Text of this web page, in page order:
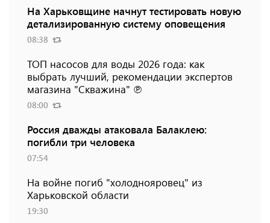
На Харьковщине начнут тестировать новую
детализированную систему оповещения
08:38
ТОП насосов для воды 2026 года: как
выбрать лучший, рекомендации экспертов
магазина "Скважина" ℗
08:00
Россия дважды атаковала Балаклею:
погибли три человека
07:54
На войне погиб "холоднояровец" из
Харьковской области
19:30